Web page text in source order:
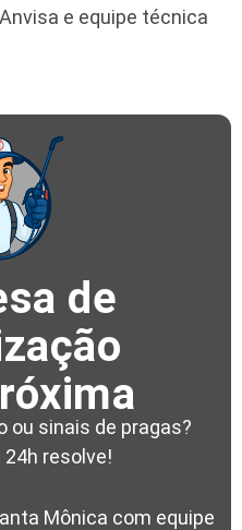
e equipe técnica
de
ou sinais de pragas?
resolve!
Mônica com equipe